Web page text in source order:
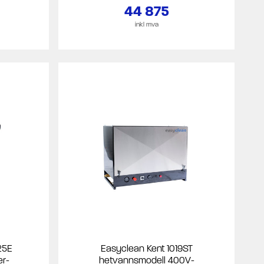
44 875
inkl mva
Easyclean Kent 1019ST
hetvannsmodell 400V-